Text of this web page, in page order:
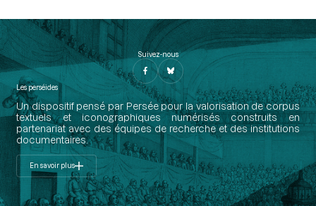
Suivez-nous
Les perséides
Un dispositif pensé par Persée pour la valorisation de corpus
textuels et iconographiques numérisés construits en
partenariat avec des équipes de recherche et des institutions
documentaires.
En savoir plus